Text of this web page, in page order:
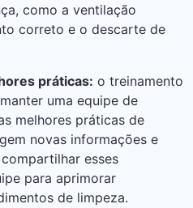
como a ventilação
correto e o descarte de
práticas: o treinamento
uma equipe de
melhores práticas de
novas informações e
esses
para aprimorar
de limpeza.